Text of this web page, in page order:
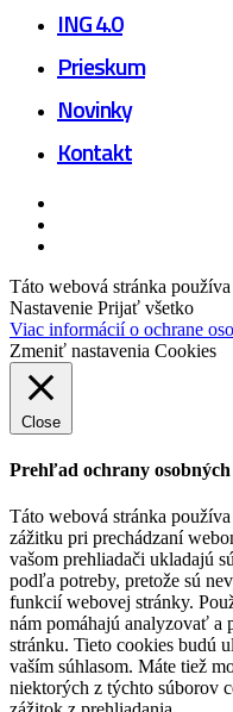
ING 4.0
Prieskum
Novinky
Kontakt
Táto webová stránka
Nastavenie Prijať všetko
Viac informácií o ochrane
Zmeniť nastavenia Cookies
Close
Prehľad ochrany
Táto webová stránka
zážitku pri prechádzaní
vašom prehliadači ukladajú
podľa potreby, pretože sú
funkcií webovej stránky.
nám pomáhajú analyzovať a
stránku. Tieto cookies budú
vaším súhlasom. Máte tiež
niektorých z týchto súborov